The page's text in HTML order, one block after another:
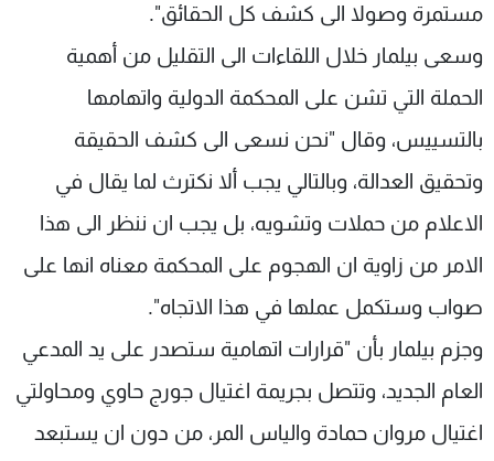
مستمرة وصولا الى كشف كل الحقائق".
وسعى بيلمار خلال اللقاءات الى التقليل من أهمية
الحملة التي تشن على المحكمة الدولية واتهامها
بالتسييس، وقال "نحن نسعى الى كشف الحقيقة
وتحقيق العدالة، وبالتالي يجب ألا نكترث لما يقال في
الاعلام من حملات وتشويه، بل يجب ان ننظر الى هذا
الامر من زاوية ان الهجوم على المحكمة معناه انها على
صواب وستكمل عملها في هذا الاتجاه".
وجزم بيلمار بأن "قرارات اتهامية ستصدر على يد المدعي
العام الجديد، وتتصل بجريمة اغتيال جورج حاوي ومحاولتي
اغتيال مروان حمادة والياس المر، من دون ان يستبعد
كأس العالم
جدول البرامج
شاهد البرامج
عن MTV
الإنـتـاج
لاعلاناتكم
وظائف
تواصل معنا
شروط الإسـتخدام
سياسة الخصوصية